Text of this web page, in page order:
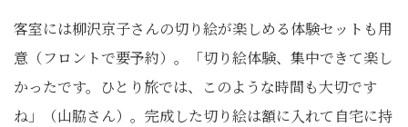
客室には柳沢京子さんの切り絵が楽しめる体験セットも用
意（フロントで要予約）。「切り絵体験、集中できて楽し
かったです。ひとり旅では、このような時間も大切です
ね」（山脇さん）。完成した切り絵は額に入れて自宅に持